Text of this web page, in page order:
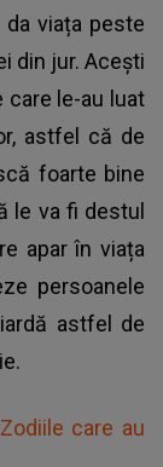
viața peste
din jur. Acești
le-au luat
astfel că de
foarte bine
le va fi destul
apar în viața
persoanele
astfel de
care au